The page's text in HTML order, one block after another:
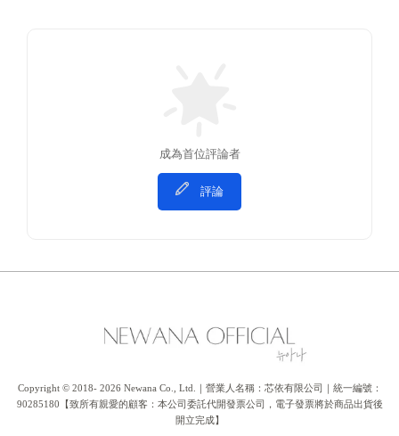
成為首位評論者
評論
Copyright © 2018- 2026 Newana Co., Ltd.｜營業人名稱：芯依有限公司｜統一編號：
90285180【致所有親愛的顧客：本公司委託代開發票公司，電子發票將於商品出貨後
開立完成】